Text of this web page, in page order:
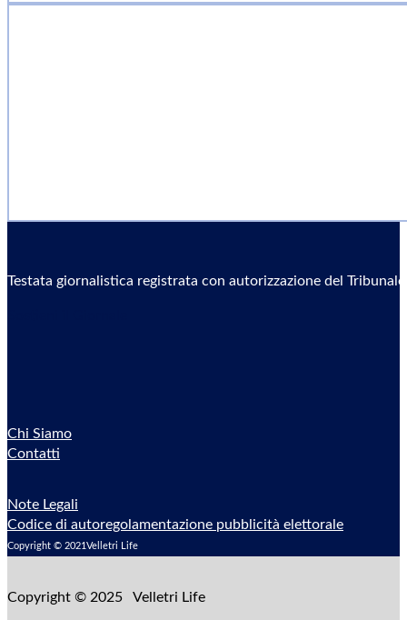
Testata giornalistica registrata con autorizzazione del
Chi Siamo
Contatti
Note Legali
Codice di autoregolamentazione pubblicità elettorale
Copyright © 2021Velletri Life
Copyright © 2025 Velletri Life